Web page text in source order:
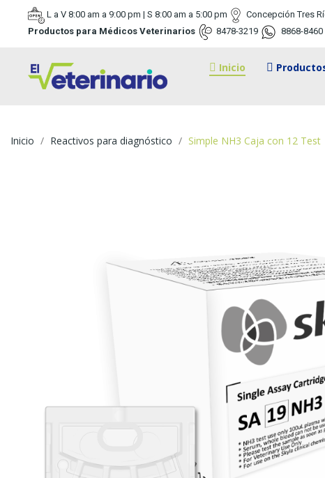
L a V 8:00 am a 9:00 pm | S 8:00 am a 5:00 pm Concepción Tres
Productos para Médicos Veterinarios
8478-3219 8868-8460
Inicio
Inicio Reactivos para diagnóstico Simple NH3 Caja con 12 Test